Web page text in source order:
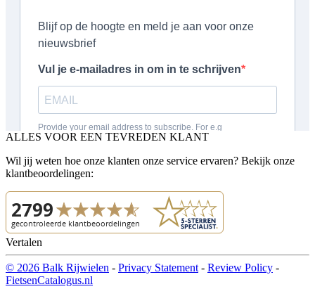
ALLES VOOR EEN TEVREDEN KLANT
Wil jij weten hoe onze klanten onze service ervaren? Bekijk onze
klantbeoordelingen:
Vertalen
© 2026 Balk Rijwielen - Privacy Statement - Review Policy -
FietsenCatalogus.nl